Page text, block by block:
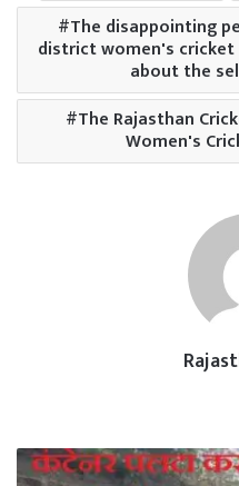
The disappointing
district women's
about the
The Rajasthan
Women's